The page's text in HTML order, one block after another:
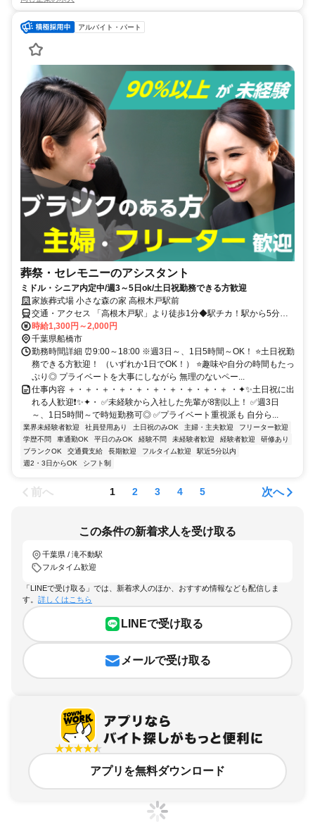
アルバイト・パート
葬祭・セレモニーのアシスタント
ミドル・シニア内定中/週3～5日ok/土日祝勤務できる方歓迎
家族葬式場 小さな森の家 高根木戸駅前
交通・アクセス 「高根木戸駅」より徒歩1分◆駅チカ！駅から5分以
内♪
時給1,300円～2,000円
千葉県船橋市
勤務時間詳細 ⏰9:00～18:00 ※週3日～、1日5時間～OK！ ⭐土日祝勤
務できる方歓迎！ （いずれか1日でOK！） ⭐趣味や自分の時間もたっ
ぷり◎ プライベートを大事にしながら 無理のないペー...
仕事内容 ＋・＋・＋・＋・＋・＋・＋・＋・＋・＋ ・✦✨土日祝に出
れる人歓迎❗✨✦・ ✅未経験から入社した先輩が8割以上！ ✅週3日
～、1日5時間～で時短勤務可◎ ✅プライベート重視派も 自分ら...
業界未経験者歓迎 社員登用あり 土日祝のみOK 主婦・主夫歓迎
フリーター歓迎
学歴不問
車通勤OK 平日のみOK 経験不問 未経験者歓迎 経験者歓迎
研修あり
ブランクOK
交通費支給 長期歓迎 フルタイム歓迎
駅近5分以内
週2・3日からOK
シフト制
前へ 1 2 3 4 5 次へ
この条件の新着求人を受け取る
千葉県 / 滝不動駅
フルタイム歓迎
「LINEで受け取る」では、新着求人のほか、おすすめ情報なども配信しま
す。 詳しくはこちら
LINEで受け取る
メールで受け取る
アプリを無料ダウンロード